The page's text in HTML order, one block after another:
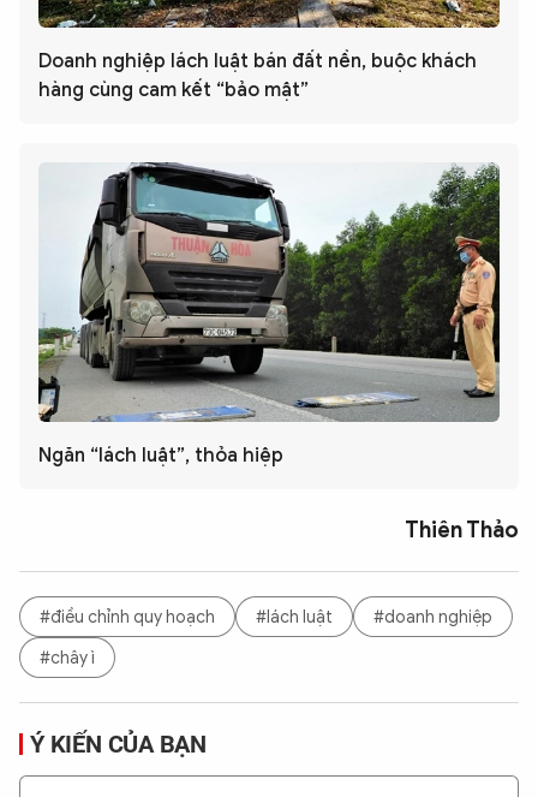
Doanh nghiệp lách luật bán đất nền, buộc khách
hàng cùng cam kết “bảo mật”
Ngăn “lách luật”, thỏa hiệp
Thiên Thảo
#điều chỉnh quy hoạch #lách luật
#doanh nghiệp
#chây ì
Ý KIẾN CỦA BẠN